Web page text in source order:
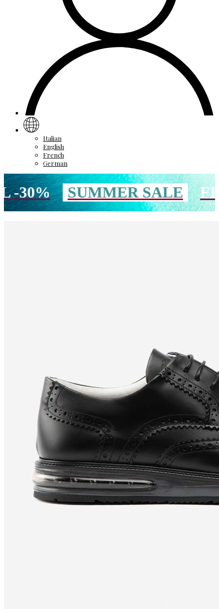
Italian
English
French
German
SUMMER SALE FINO